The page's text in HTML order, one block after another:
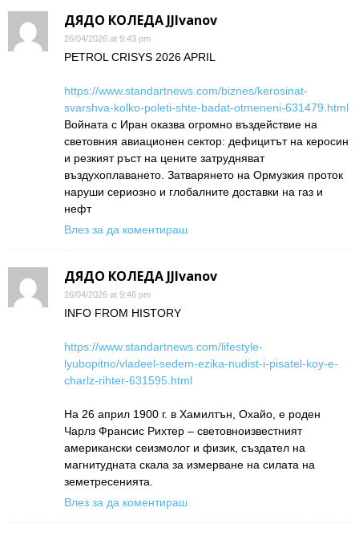
ДЯДО КОЛЕДА JJIvanov
26/04/2026 at 9:43 pm
PETROL CRISYS 2026 APRIL
https://www.standartnews.com/biznes/kerosinat-
svarshva-kolko-poleti-shte-badat-otmeneni-631479.html
Войната с Иран оказва огромно въздействие на
световния авиационен сектор: дефицитът на керосин
и резкият ръст на цените затрудняват
въздухоплаването. Затварянето на Ормузкия проток
наруши сериозно и глобалните доставки на газ и
нефт
Влез за да коментираш
ДЯДО КОЛЕДА JJIvanov
26/04/2026 at 9:46 pm
INFO FROM HISTORY
https://www.standartnews.com/lifestyle-
lyubopitno/vladeel-sedem-ezika-nudist-i-pisatel-koy-e-
charlz-rihter-631595.html
На 26 април 1900 г. в Хамилтън, Охайо, е роден
Чарлз Франсис Рихтер – световноизвестният
американски сеизмолог и физик, създател на
магнитудната скала за измерване на силата на
земетресенията.
Влез за да коментираш